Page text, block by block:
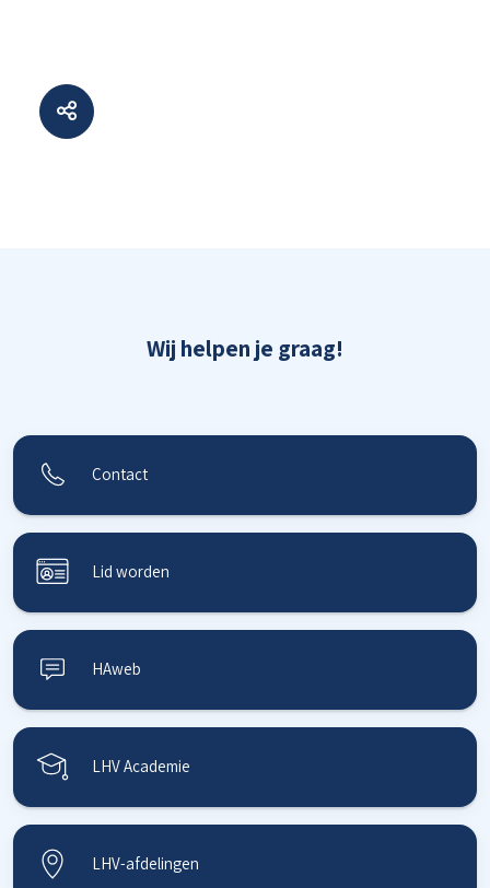
Wij helpen je graag!
Contact
Lid worden
HAweb
LHV Academie
LHV-afdelingen